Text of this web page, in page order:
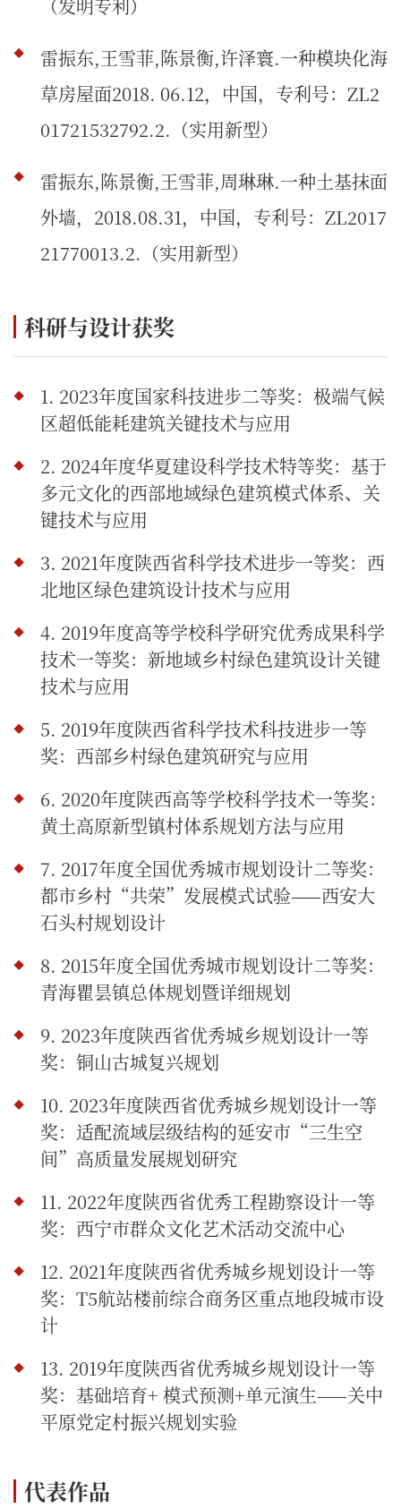
（发明专利）
雷振东,王雪菲,陈景衡,许泽寰.一种模块化海
草房屋面2018. 06.12，中国，专利号：ZL2
01721532792.2.（实用新型）
雷振东,陈景衡,王雪菲,周琳琳.一种土基抹面
外墙，2018.08.31，中国，专利号：ZL2017
21770013.2.（实用新型）
科研与设计获奖
1. 2023年度国家科技进步二等奖：极端气候
区超低能耗建筑关键技术与应用
2. 2024年度华夏建设科学技术特等奖：基于
多元文化的西部地域绿色建筑模式体系、关
键技术与应用
3. 2021年度陕西省科学技术进步一等奖：西
北地区绿色建筑设计技术与应用
4. 2019年度高等学校科学研究优秀成果科学
技术一等奖：新地域乡村绿色建筑设计关键
技术与应用
5. 2019年度陕西省科学技术科技进步一等
奖：西部乡村绿色建筑研究与应用
6. 2020年度陕西高等学校科学技术一等奖：
黄土高原新型镇村体系规划方法与应用
7. 2017年度全国优秀城市规划设计二等奖：
都市乡村“共荣”发展模式试验——西安大
石头村规划设计
8. 2015年度全国优秀城市规划设计二等奖：
青海瞿昙镇总体规划暨详细规划
9. 2023年度陕西省优秀城乡规划设计一等
奖：铜山古城复兴规划
10. 2023年度陕西省优秀城乡规划设计一等
奖：适配流域层级结构的延安市“三生空
间”高质量发展规划研究
11. 2022年度陕西省优秀工程勘察设计一等
奖：西宁市群众文化艺术活动交流中心
12. 2021年度陕西省优秀城乡规划设计一等
奖：T5航站楼前综合商务区重点地段城市设
计
13. 2019年度陕西省优秀城乡规划设计一等
奖：基础培育+ 模式预测+单元演生——关中
平原党定村振兴规划实验
代表作品